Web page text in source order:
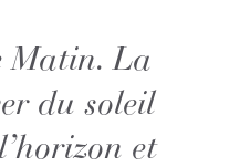
Matin. La
du soleil
et